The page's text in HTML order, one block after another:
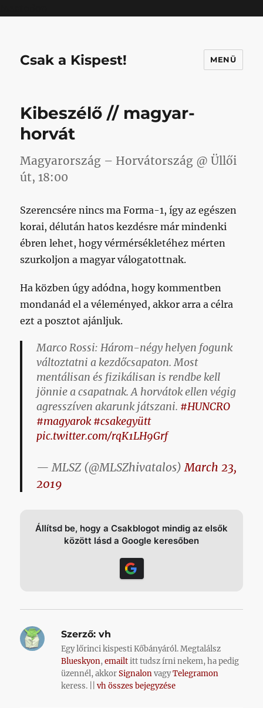
Csak a Kispest! MENÜ
Kibeszélő // magyar-
horvát
Magyarország – Horvátország @ Üllői
út, 18:00
Szerencsére nincs ma Forma-1, így az egészen
korai, délután hatos kezdésre már mindenki
ébren lehet, hogy vérmérsékletéhez mérten
szurkoljon a magyar válogatottnak.
Ha közben úgy adódna, hogy kommentben
mondanád el a véleményed, akkor arra a célra
ezt a posztot ajánljuk.
Marco Rossi: Három-négy helyen fogunk
változtatni a kezdőcsapaton. Most
mentálisan és fizikálisan is rendbe kell
jönnie a csapatnak. A horvátok ellen végig
agresszíven akarunk játszani. #HUNCRO
#magyarok #csakegyütt
pic.twitter.com/rqK1LH9Grf
— MLSZ (@MLSZhivatalos)March 23,
2019
Állítsd be, hogy a Csakblogot mindig az elsők
között lásd a Google keresőben
Szerző: vh
Egy lőrinci kispesti Kőbányáról. Megtalálsz
Blueskyon,emailtitt tudsz írni nekem, ha pedig
üzennél, akkorSignalonvagyTelegramon
keress. ||vh összes bejegyzése